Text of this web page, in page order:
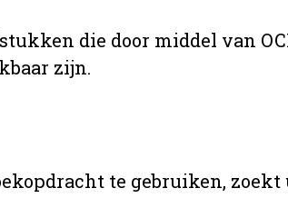
die door middel van
zijn.
te gebruiken,